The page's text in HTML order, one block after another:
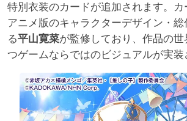
特別衣装のカードが追加されます。
アニメ版のキャラクターデザイン・
る平山寛菜が監修しており、作品の
つゲームならではのビジュアルが実装